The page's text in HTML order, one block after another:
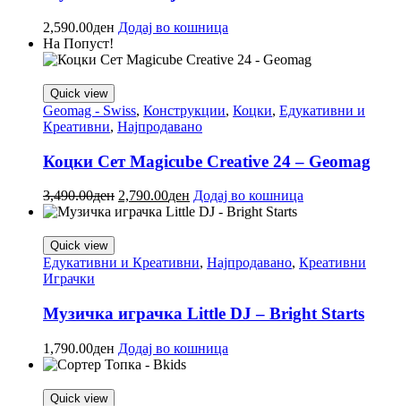
2,590.00ден Додај во кошница
На Попуст!
Quick view
Geomag - Swiss, Конструкции, Коцки, Едукативни и
Креативни, Најпродавано
Коцки Сет Magicube Creative 24 – Geomag
3,490.00ден 2,790.00ден Додај во кошница
Quick view
Едукативни и Креативни, Најпродавано, Креативни
Играчки
Музичка играчка Little DJ – Bright Starts
1,790.00ден Додај во кошница
Quick view